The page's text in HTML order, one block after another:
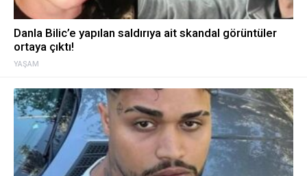
YAŞAM
Danla Bilic’e yapılan saldırıya ait skandal görüntüler
ortaya çıktı!